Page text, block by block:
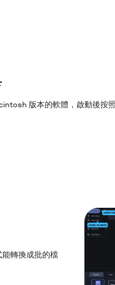
版本的軟體，啟動後按照
轉換成批的檔